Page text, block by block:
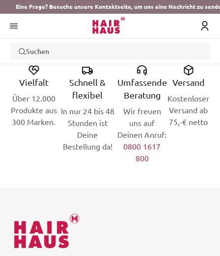
Eine Frage? Besuche unsere Kontaktseite, um uns eine Nachricht zu
Suchen
Vielfalt
Über 12.000
Produkte aus
300 Marken.
Schnell &
flexibel
In nur 24 bis 48
Stunden ist
Deine
Bestellung da!
Umfassende
Beratung
Wir freuen
uns auf
Deinen Anruf:
0800 1617
800
Versand
Kostenloser
Versand ab
75,-€ netto